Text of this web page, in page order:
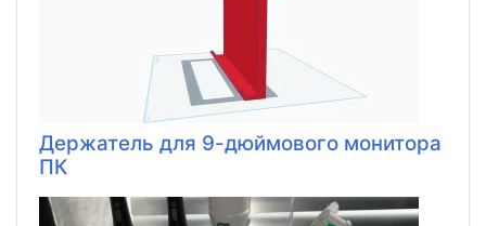
Держатель для 9-дюймового монитора
ПК